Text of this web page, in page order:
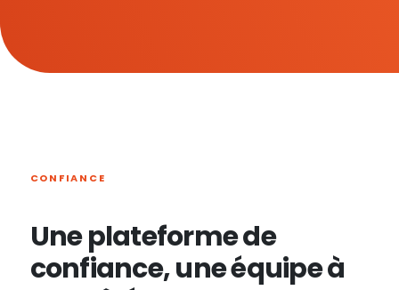
CONFIANCE
Une plateforme de
confiance, une équipe à